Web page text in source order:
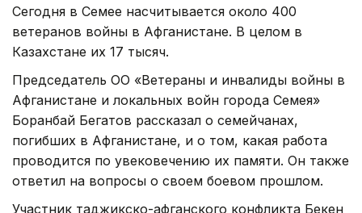
Сегодня в Семее насчитывается около 400
ветеранов войны в Афганистане. В целом в
Казахстане их 17 тысяч.
Председатель ОО «Ветераны и инвалиды войны в
Афганистане и локальных войн города Семея»
Боранбай Бегатов рассказал о семейчанах,
погибших в Афганистане, и о том, какая работа
проводится по увековечению их памяти. Он также
ответил на вопросы о своем боевом прошлом.
Участник таджикско-афганского конфликта Бекен